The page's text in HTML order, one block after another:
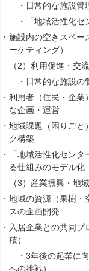
・日常的な施設
・「地域活性化
・施設内の空きスペ
ーケティング）
（2）利用促進・交
・日常的な施設の
・利用者（住民・企
な企画・運営
・地域課題（困りご
ク構築
・「地域活性化セン
る仕組みのモデル化
（3）産業振興・地
域の資源（果樹・
スの企画開発
・入居企業との共同
積）
・3年後の起業に
への挑戦）